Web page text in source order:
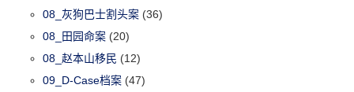
08_灰狗巴士割头案 (36)
08_田园命案 (20)
08_赵本山移民 (12)
09_D-Case档案 (47)